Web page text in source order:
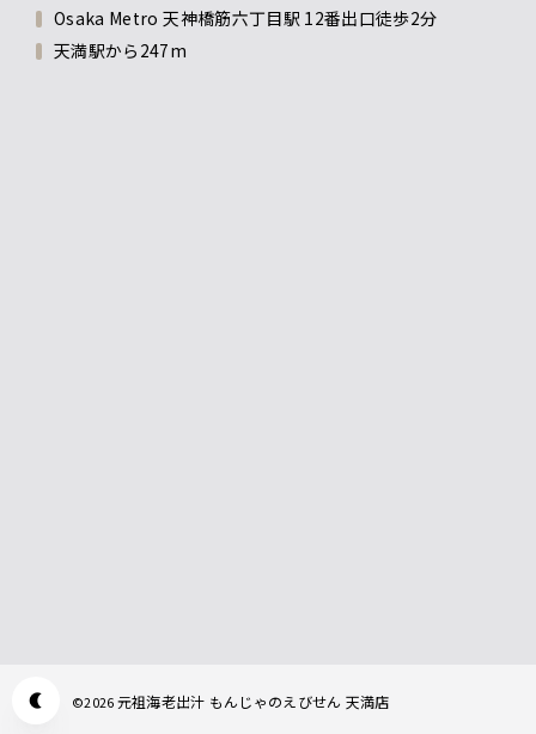
Osaka Metro 天神橋筋六丁目駅 12番出口徒歩2分
天満駅から247m
©2026元祖海老出汁 もんじゃのえびせん 天満店
Appearance mode switch